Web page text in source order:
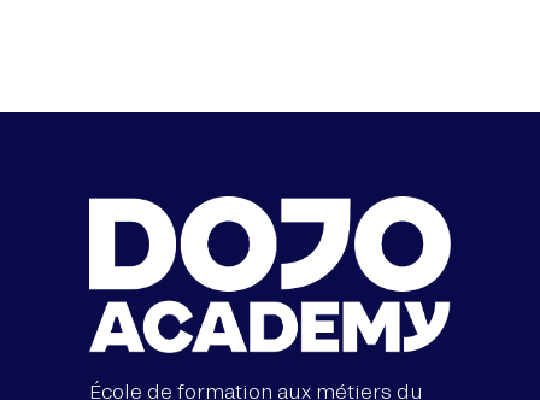
École de formation aux métiers du